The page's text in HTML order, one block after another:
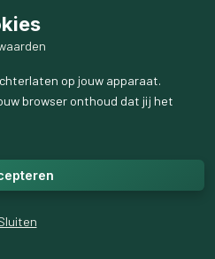
op jouw apparaat.
browser onthoud dat jij het